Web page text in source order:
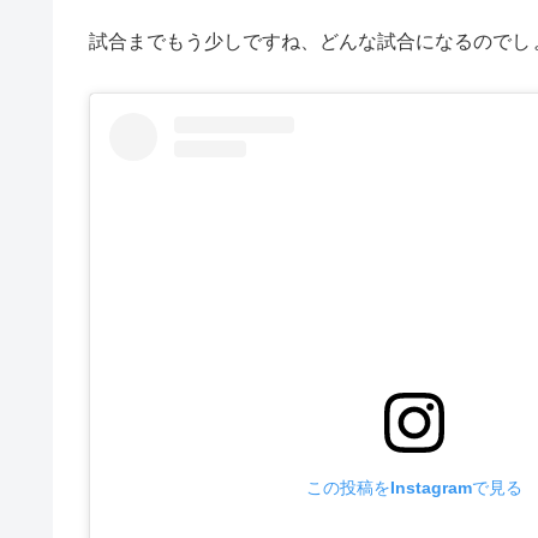
試合までもう少しですね、どんな試合になるのでし
この投稿をInstagramで見る